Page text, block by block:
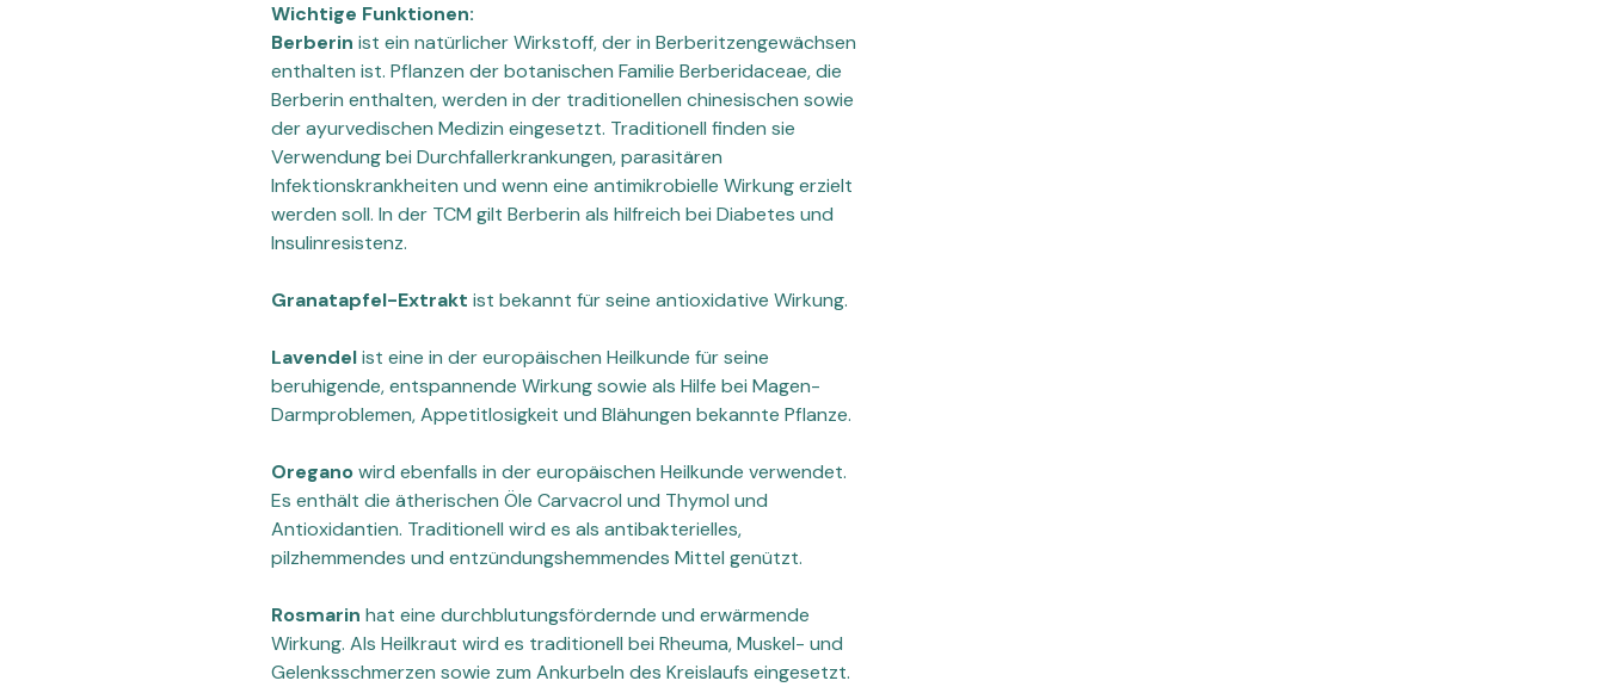
Wichtige Funktionen:
Berberin ist ein natürlicher Wirkstoff, der in Berberitzengewächsen
enthalten ist. Pflanzen der botanischen Familie Berberidaceae, die
Berberin enthalten, werden in der traditionellen chinesischen sowie
der ayurvedischen Medizin eingesetzt. Traditionell finden sie
Verwendung bei Durchfallerkrankungen, parasitären
Infektionskrankheiten und wenn eine antimikrobielle Wirkung erzielt
werden soll. In der TCM gilt Berberin als hilfreich bei Diabetes und
Insulinresistenz.
Granatapfel-Extrakt ist bekannt für seine antioxidative Wirkung.
Lavendelist eine in der europäischen Heilkunde für seine
beruhigende, entspannende Wirkung sowie als Hilfe bei Magen-
Darmproblemen, Appetitlosigkeit und Blähungen bekannte Pflanze.
Oreganowird ebenfalls in der europäischen Heilkunde verwendet.
Es enthält die ätherischen Öle Carvacrol und Thymol und
Antioxidantien. Traditionell wird es als antibakterielles,
pilzhemmendes und entzündungshemmendes Mittel genützt.
Rosmarin hat eine durchblutungsfördernde und erwärmende
Wirkung. Als Heilkraut wird es traditionell bei Rheuma, Muskel- und
Gelenksschmerzen sowie zum Ankurbeln des Kreislaufs eingesetzt.